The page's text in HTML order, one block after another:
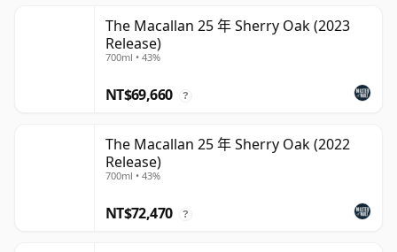
The Macallan 25 年 Sherry Oak (2023
Release)
700ml • 43%
NT$69,660 ?
The Macallan 25 年 Sherry Oak (2022
Release)
700ml • 43%
NT$72,470 ?